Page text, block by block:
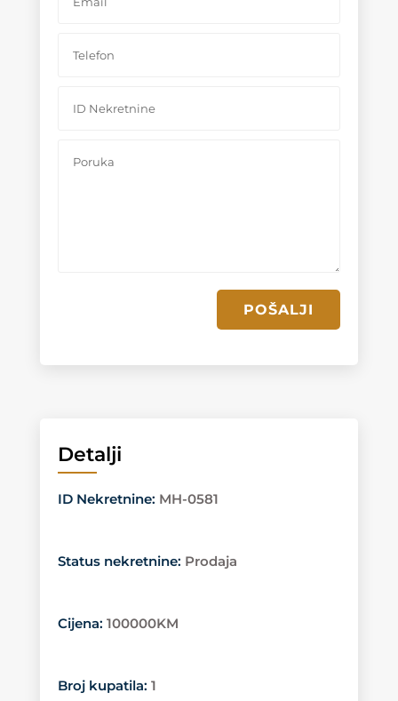
POŠALJI
Detalji
ID Nekretnine: MH-0581
Status nekretnine: Prodaja
Cijena: 100000KM
Broj kupatila: 1